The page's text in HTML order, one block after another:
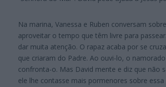
Na marina, Vanessa e Ruben conversam
aproveitar o tempo que têm livre para
dar muita atenção. O rapaz acaba por se
que criaram do Padre. Ao ouvi-lo, o
confronta-o. Mas David mente e diz que não
ele lhe contasse mais pormenores sobre essa